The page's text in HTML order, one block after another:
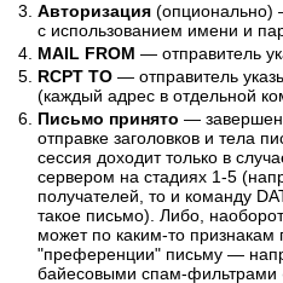
Авторизация (опционально)
с использованием имени и
MAIL FROM — отправитель
RCPT TO — отправитель
(каждый адрес в отдельной
Письмо принято —
отправке заголовков и тела
сессия доходит только в
сервером на стадиях 1-5
получателей, то и команду
такое письмо). Либо,
может по каким-то признакам
"преференции" письму —
байесовыми спам-фильтрами